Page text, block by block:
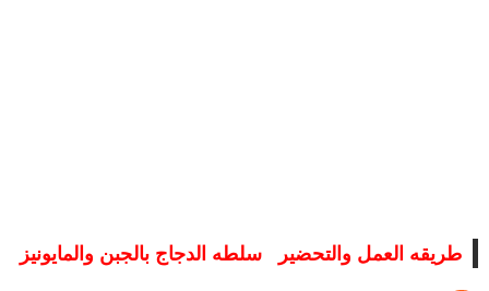
طريقه العمل والتحضير سلطه الدجاج بالجبن والمايونيز